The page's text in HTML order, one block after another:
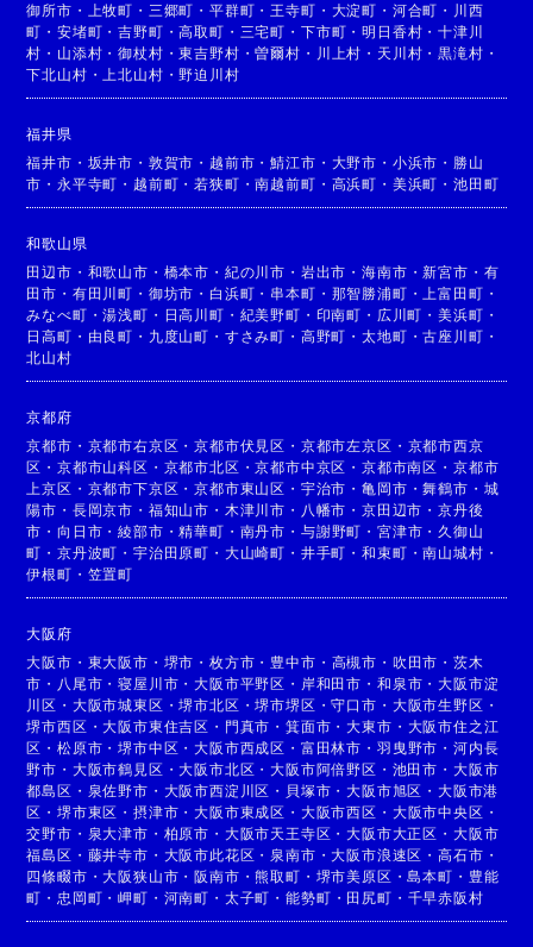
御所市 ・ 上牧町 ・ 三郷町 ・平群町 ・ 王寺町 ・ 大淀町 ・ 河合町 ・ 川西
町 ・安堵町 ・吉野町 ・高取町 ・ 三宅町 ・ 下市町 ・明日香村 ・十津川
村 ・ 山添村 ・御杖村 ・東吉野村 ・曽爾村 ・ 川上村 ・ 天川村 ・黒滝村 ・
下北山村 ・ 上北山村 ・野迫川村
福井県
福井市 ・ 坂井市 ・ 敦賀市 ・ 越前市 ・鯖江市 ・ 大野市 ・ 小浜市 ・ 勝山
市 ・永平寺町 ・ 越前町 ・若狭町 ・南越前町 ・ 高浜町 ・ 美浜町 ・ 池田町
和歌山県
田辺市 ・ 和歌山市 ・ 橋本市 ・ 紀の川市 ・ 岩出市 ・海南市 ・新宮市 ・ 有
田市 ・ 有田川町 ・ 御坊市 ・ 白浜町 ・ 串本町 ・ 那智勝浦町 ・ 上富田町 ・
みなべ町 ・湯浅町 ・ 日高川町 ・ 紀美野町 ・ 印南町 ・ 広川町 ・美浜町 ・
日高町 ・ 由良町 ・ 九度山町 ・ すさみ町 ・ 高野町 ・太地町 ・古座川町 ・
北山村
京都府
京都市 ・ 京都市右京区 ・京都市伏見区 ・ 京都市左京区 ・ 京都市西京
区 ・京都市山科区 ・ 京都市北区 ・京都市中京区 ・京都市南区 ・ 京都市
上京区 ・ 京都市下京区 ・京都市東山区 ・ 宇治市 ・亀岡市 ・舞鶴市 ・ 城
陽市 ・ 長岡京市 ・ 福知山市 ・ 木津川市 ・ 八幡市 ・京田辺市 ・京丹後
市 ・向日市 ・綾部市 ・精華町 ・ 南丹市 ・ 与謝野町 ・ 宮津市 ・ 久御山
町 ・京丹波町 ・宇治田原町 ・ 大山崎町 ・ 井手町 ・和束町 ・南山城村 ・
伊根町 ・ 笠置町
大阪府
大阪市 ・ 東大阪市 ・ 堺市 ・枚方市 ・ 豊中市 ・ 高槻市 ・ 吹田市 ・ 茨木
市 ・ 八尾市 ・寝屋川市 ・大阪市平野区 ・ 岸和田市 ・ 和泉市 ・大阪市淀
川区 ・ 大阪市城東区 ・堺市北区 ・堺市堺区 ・守口市 ・ 大阪市生野区 ・
堺市西区 ・大阪市東住吉区 ・ 門真市 ・箕面市 ・大東市 ・ 大阪市住之江
区 ・松原市 ・堺市中区 ・大阪市西成区 ・ 富田林市 ・ 羽曳野市 ・ 河内長
野市 ・ 大阪市鶴見区 ・大阪市北区 ・大阪市阿倍野区 ・ 池田市 ・ 大阪市
都島区 ・ 泉佐野市 ・ 大阪市西淀川区 ・ 貝塚市 ・大阪市旭区 ・大阪市港
区 ・堺市東区 ・摂津市 ・大阪市東成区 ・ 大阪市西区 ・ 大阪市中央区 ・
交野市 ・ 泉大津市 ・ 柏原市 ・ 大阪市天王寺区 ・大阪市大正区 ・ 大阪市
福島区 ・ 藤井寺市 ・ 大阪市此花区 ・ 泉南市 ・大阪市浪速区 ・高石市 ・
四條畷市 ・大阪狭山市 ・阪南市 ・熊取町 ・ 堺市美原区 ・島本町 ・ 豊能
町 ・ 忠岡町 ・岬町 ・ 河南町 ・ 太子町 ・能勢町 ・ 田尻町 ・ 千早赤阪村